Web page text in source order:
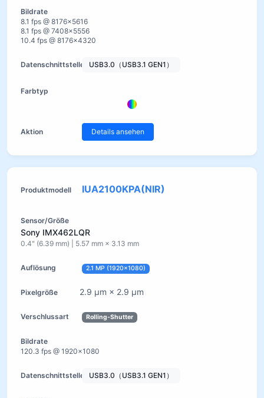
8.1 fps @ 8176×5616
8.1 fps @ 7408×5556
10.4 fps @ 8176×4320
USB3.0（USB3.1 GEN1）
Details ansehen
IUA2100KPA(NIR)
Sony IMX462LQR
0.4" (6.39 mm) | 5.57 mm × 3.13 mm
2.1 MP (1920×1080)
2.9 µm × 2.9 µm
Rolling-Shutter
120.3 fps @ 1920×1080
USB3.0（USB3.1 GEN1）